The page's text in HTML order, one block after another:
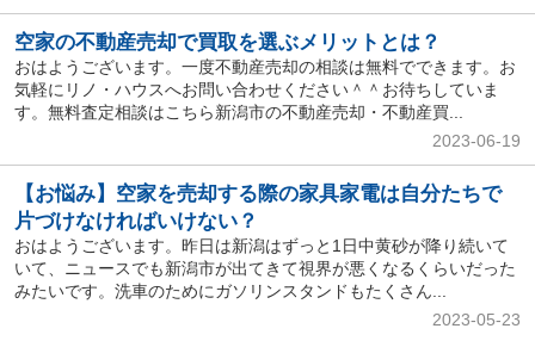
空家の不動産売却で買取を選ぶメリットとは？
おはようございます。一度不動産売却の相談は無料でできます。お
気軽にリノ・ハウスへお問い合わせください＾＾お待ちしていま
す。無料査定相談はこちら新潟市の不動産売却・不動産買...
2023-06-19
【お悩み】空家を売却する際の家具家電は自分たちで
片づけなければいけない？
おはようございます。昨日は新潟はずっと1日中黄砂が降り続いて
いて、ニュースでも新潟市が出てきて視界が悪くなるくらいだった
みたいです。洗車のためにガソリンスタンドもたくさん...
2023-05-23